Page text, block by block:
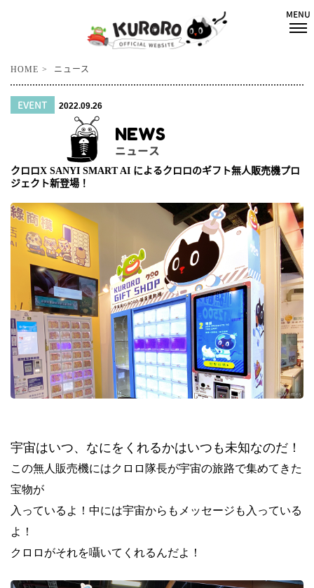
HOME ニュース
EVENT 2022.09.26
NEWS
ニュース
クロロX SANYI SMART AI によるクロロのギフト無人販売機プロ
ジェクト新登場！
宇宙はいつ、なにをくれるかはいつも未知なのだ！
この無人販売機にはクロロ隊長が宇宙の旅路で集めてきた
宝物が
入っているよ！中には宇宙からもメッセージも入っている
よ！
クロロがそれを囁いてくれるんだよ！